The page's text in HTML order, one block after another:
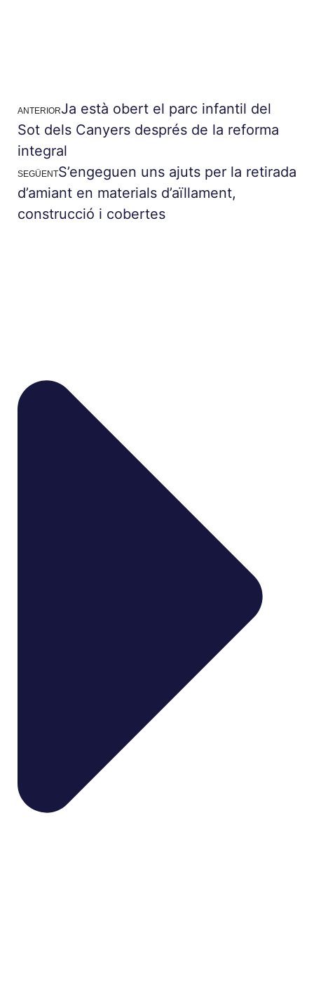
ANTERIORJa està obert el parc infantil del
Sot dels Canyers després de la reforma
integral
SEGÜENTS’engeguen uns ajuts per la retirada
d’amiant en materials d’aïllament,
construcció i cobertes